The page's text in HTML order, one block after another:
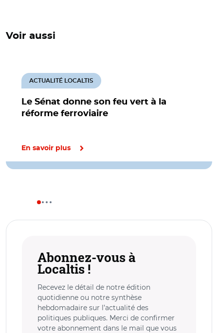
Voir aussi
Le Sénat donne son feu vert à la
réforme ferroviaire
ACTUALITÉ LOCALTIS
En savoir plus
Abonnez-vous à
Localtis !
Recevez le détail de notre édition
quotidienne ou notre synthèse
hebdomadaire sur l’actualité des
politiques publiques. Merci de confirmer
votre abonnement dans le mail que vous